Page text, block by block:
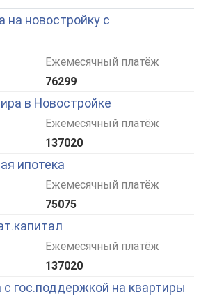
на новостройку с
Ежемесячный платёж
76299
в Новостройке
Ежемесячный платёж
137020
ипотека
Ежемесячный платёж
75075
Ежемесячный платёж
137020
с гос.поддержкой на квартиры